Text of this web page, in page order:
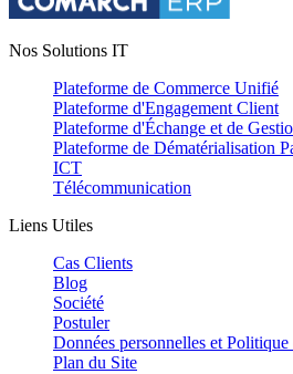
Nos Solutions IT
Plateforme de Commerce Unifié
Plateforme d'Engagement Client
Plateforme d'Échange et de
Plateforme de Dématérialisation
ICT
Télécommunication
Liens Utiles
Cas Clients
Blog
Société
Postuler
Données personnelles et
Plan du Site